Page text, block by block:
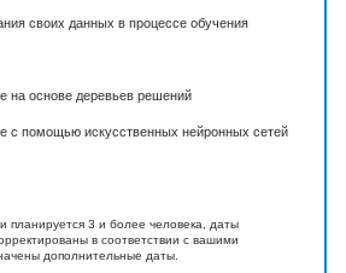
своих данных в процессе обучения
на основе деревьев решений
с помощью искусственных нейронных сетей
планируется 3 и более человека, даты
в соответствии с вашими
дополнительные даты.